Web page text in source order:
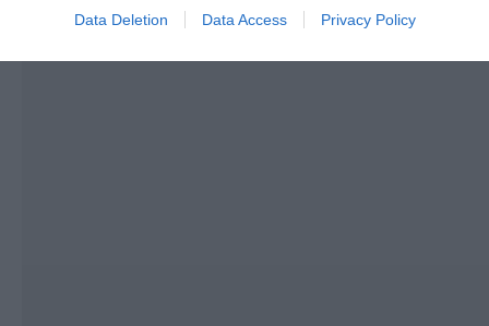
Data Deletion Data Access Privacy Policy